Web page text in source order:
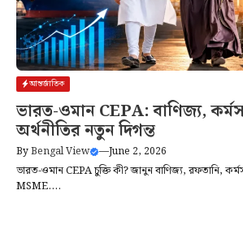
আন্তর্জাতিক
ভারত-ওমান CEPA: বাণিজ্য,
অর্থনীতির নতুন দিগন্ত
ByBengal View —June 2, 2026
ভারত-ওমান CEPA চুক্তি কী? জানুন বাণিজ্য, রফতানি,
MSME....